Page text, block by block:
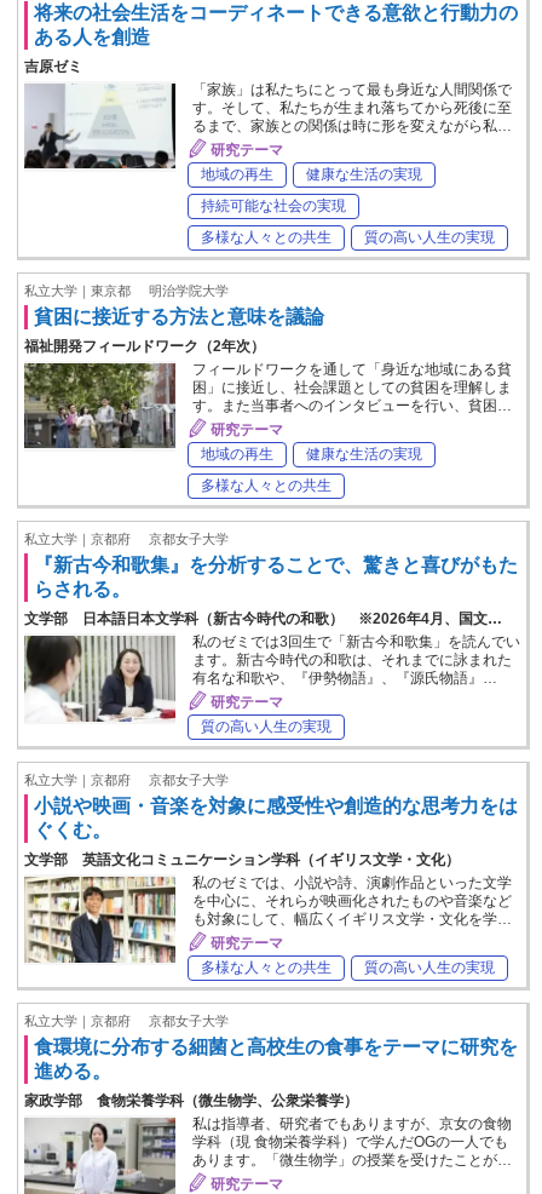
将来の社会生活をコーディネートできる意欲と行動力の
ある人を創造
吉原ゼミ
「家族」は私たちにとって最も身近な人間関係で
す。そして、私たちが生まれ落ちてから死後に至
るまで、家族との関係は時に形を変えながら私…
研究テーマ
地域の再生
健康な生活の実現
持続可能な社会の実現
多様な人々との共生
質の高い人生の実現
私立大学｜東京都 明治学院大学
貧困に接近する方法と意味を議論
福祉開発フィールドワーク（2年次）
フィールドワークを通して「身近な地域にある貧
困」に接近し、社会課題としての貧困を理解しま
す。また当事者へのインタビューを行い、貧困…
研究テーマ
地域の再生
健康な生活の実現
多様な人々との共生
私立大学｜京都府 京都女子大学
『新古今和歌集』を分析することで、驚きと喜びがもた
らされる。
文学部 日本語日本文学科（新古今時代の和歌） ※2026年4月、国文…
私のゼミでは3回生で「新古今和歌集」を読んでい
ます。新古今時代の和歌は、それまでに詠まれた
有名な和歌や、『伊勢物語』、『源氏物語』…
研究テーマ
質の高い人生の実現
私立大学｜京都府 京都女子大学
小説や映画・音楽を対象に感受性や創造的な思考力をは
ぐくむ。
文学部 英語文化コミュニケーション学科（イギリス文学・文化）
私のゼミでは、小説や詩、演劇作品といった文学
を中心に、それらが映画化されたものや音楽など
も対象にして、幅広くイギリス文学・文化を学…
研究テーマ
多様な人々との共生
質の高い人生の実現
私立大学｜京都府 京都女子大学
食環境に分布する細菌と高校生の食事をテーマに研究を
進める。
家政学部 食物栄養学科（微生物学、公衆栄養学）
私は指導者、研究者でもありますが、京女の食物
学科（現 食物栄養学科）で学んだOGの一人でも
あります。「微生物学」の授業を受けたことが…
研究テーマ